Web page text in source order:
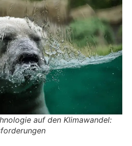
auf den Klimawandel: